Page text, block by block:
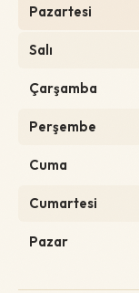
Pazartesi
Salı
Çarşamba
Perşembe
Cuma
Cumartesi
Pazar